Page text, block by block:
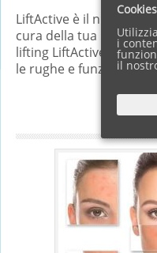
LiftActive è il nuovo
cura della tua pelle in
lifting LiftActive ha un
le rughe e funziona a
Cookies
i
il